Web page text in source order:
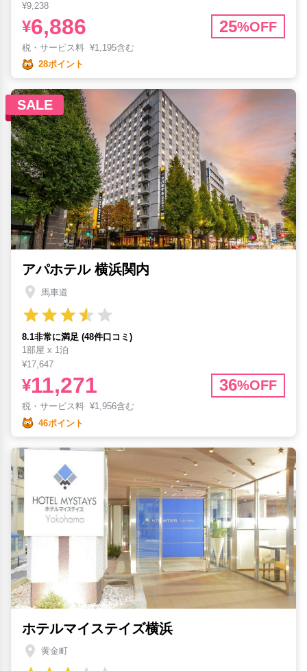
¥9,238
¥6,886 25%OFF
税・サービス料 ¥1,195含む
28ポイント
SALE
アパホテル 横浜関内
馬車道
8.1非常に満足 (48件口コミ)
1部屋 x 1泊
¥17,647
¥11,271 36%OFF
税・サービス料 ¥1,956含む
46ポイント
ホテルマイステイズ横浜
黄金町